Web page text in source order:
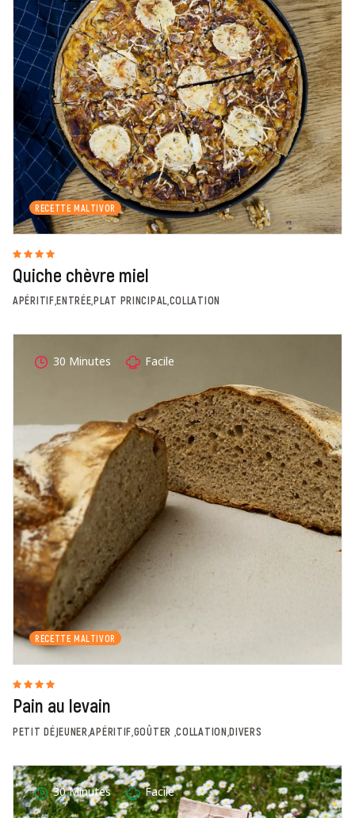
RECETTE MALTIVOR
Quiche chèvre miel
APÉRITIF,ENTRÉE,PLAT PRINCIPAL,COLLATION
RECETTE MALTIVOR
Pain au levain
PETIT DÉJEUNER,APÉRITIF,GOÛTER ,COLLATION,DIVERS
30 Minutes Facile
30 Minutes Facile